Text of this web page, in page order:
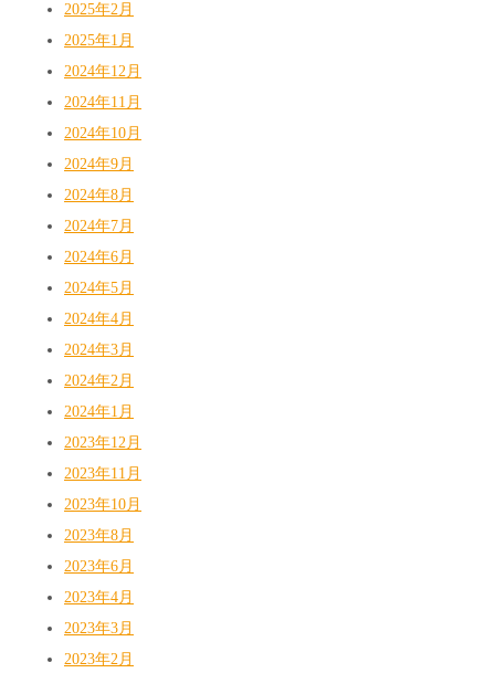
2025年2月
2025年1月
2024年12月
2024年11月
2024年10月
2024年9月
2024年8月
2024年7月
2024年6月
2024年5月
2024年4月
2024年3月
2024年2月
2024年1月
2023年12月
2023年11月
2023年10月
2023年8月
2023年6月
2023年4月
2023年3月
2023年2月